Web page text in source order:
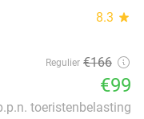
8.3 star
Regulier €166
€99
toeristenbelasting